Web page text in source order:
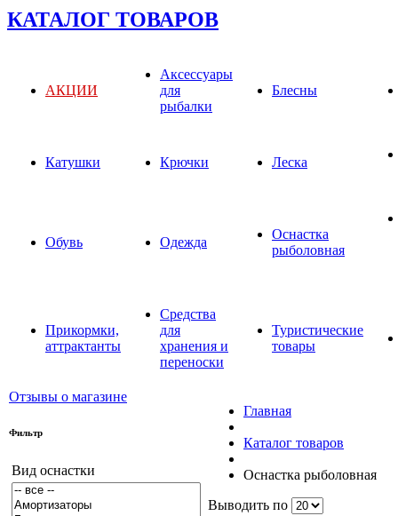
КАТАЛОГ ТОВАРОВ
АКЦИИ
Аксессуары
для
рыбалки
Блесны
Катушки Крючки Леска
Обувь Одежда
Оснастка
рыболовная
Прикормки,
аттрактанты
Средства
для
хранения и
переноски
Туристические
товары
Отзывы о магазине
Фильтр
Вид оснастки
Главная
Каталог товаров
Оснастка рыболовная
Выводить по